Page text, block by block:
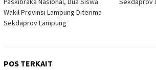
Wakil Provinsi Lampung Diterima
Sekdaprov Lampung
POS TERKAIT